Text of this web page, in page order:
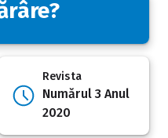
Revista
Numărul 3 Anul
2020